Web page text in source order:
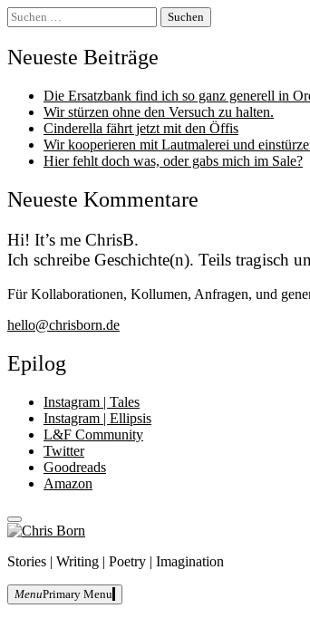
Suchen
nach:
Neueste Beiträge
Die Ersatzbank find ich so ganz generell in
Wir stürzen ohne den Versuch zu halten.
Cinderella fährt jetzt mit den Öffis
Wir kooperieren mit Lautmalerei und
Hier fehlt doch was, oder gabs mich im Sale?
Neueste Kommentare
Hi! It’s me ChrisB.
Ich schreibe Geschichte(n). Teils tragisch
Für Kollaborationen, Kollumen, Anfragen, und
hello@chrisborn.de
Epilog
Instagram | Tales
Instagram | Ellipsis
L&F Community
Twitter
Goodreads
Amazon
close
sidebar
Skip
content
Born
Stories | Writing | Poetry | Imagination
MenuPrimary Menu